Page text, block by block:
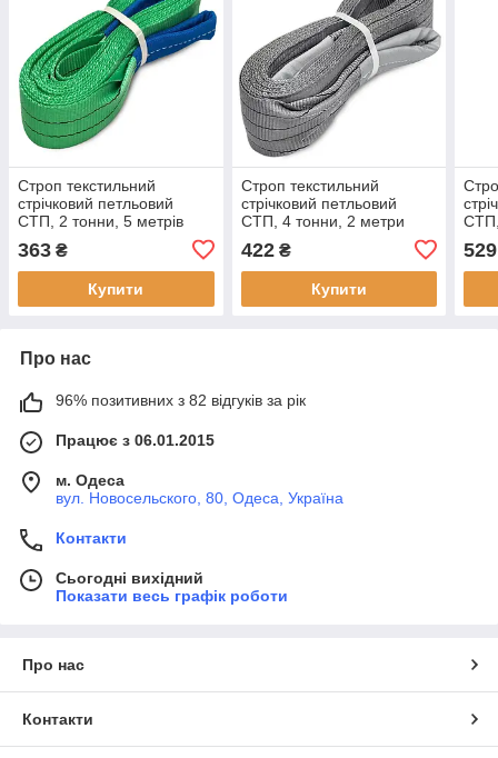
Строп текстильний
стрічковий петльовий
СТП, 2 тонни, 5 метрів
363 ₴
Купити
Строп текстильний
стрічковий петльовий
СТП, 4 тонни, 2 метри
422₴
Купити
СТП,
529
Про нас
96% позитивних з 82 відгуків за рік
Працює з 06.01.2015
м. Одеса
вул. Новосельского, 80, Одеса, Україна
Контакти
Сьогодні вихідний
Показати весь графік роботи
Про нас
Контакти